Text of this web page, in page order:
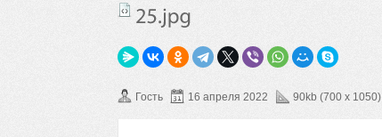
Гость 16 апреля 2022 90kb (700 x 1050)